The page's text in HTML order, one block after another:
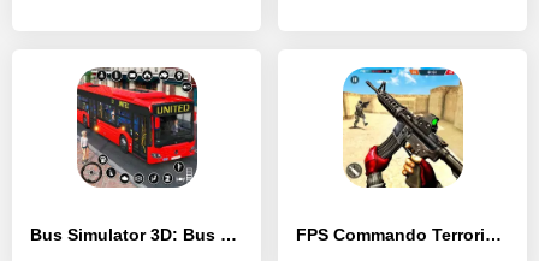
Bus Simulator 3D: Bus Games - [MOD Бесконечные монеты] FPS Commando Terrorist Strike - [MOD Бесконечные деньги]